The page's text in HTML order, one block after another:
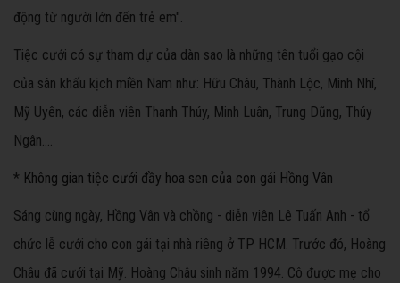
động từ người lớn đến trẻ em".
Tiệc cưới có sự tham dự của dàn sao là những tên tuổi gạo cội
của sân khấu kịch miền Nam như: Hữu Châu, Thành Lộc, Minh Nhí,
Mỹ Uyên, các diễn viên Thanh Thúy, Minh Luân, Trung Dũng, Thúy
Ngân....
* Không gian tiệc cưới đầy hoa sen của con gái Hồng Vân
Sáng cùng ngày, Hồng Vân và chồng - diễn viên Lê Tuấn Anh - tổ
chức lễ cưới cho con gái tại nhà riêng ở TP HCM. Trước đó, Hoàng
Châu đã cưới tại Mỹ. Hoàng Châu sinh năm 1994. Cô được mẹ cho